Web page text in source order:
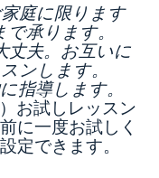
庭に限ります
承ります。
丈夫。お互いに
ンします。
指導します。
お試しレッスン
に一度お試しく
定できます。